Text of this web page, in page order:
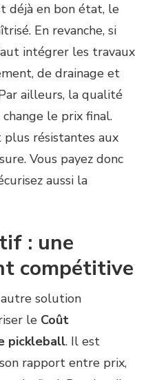
déjà en bon état, le
En revanche, si
intégrer les travaux
de drainage et
ailleurs, la qualité
le prix final.
plus résistantes aux
Vous payez donc
aussi la
: une
compétitive
autre solution
le Coût
pickleball. Il est
rapport entre prix,